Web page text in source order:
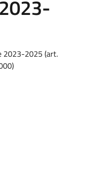
2023-2025 (art.